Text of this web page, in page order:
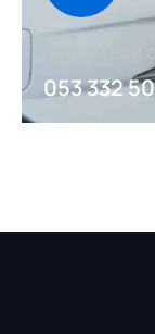
Связаться
053 332